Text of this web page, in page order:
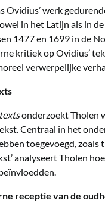
Ovidius’ werk
in het Latijn als in
1477 en 1699 in de
kritiek op Ovidius’
verwerpelijke
onderzoekt Tholen
Centraal in het
toegevoegd,
analyseert Tholen
receptie van de